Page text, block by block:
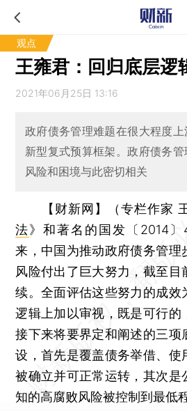
观点
王雍君：回归底层逻
2021年06月25日 13:16
政府债务管理难题在很大程度
新型复式预算框架。政府债务管
风险和困境与此密切相关
【财新网】（专栏作家
法》和著名的国发〔2014
来，中国为推动政府债务管理
风险付出了巨大努力，截至目
续。全面评估这些努力的成效
逻辑上加以审视，既是可行的
接下来将要界定和阐述的三项
设，首先是覆盖债务举借、使
被确立并可正常运转，其次是
知的高腐败风险被控制到最低